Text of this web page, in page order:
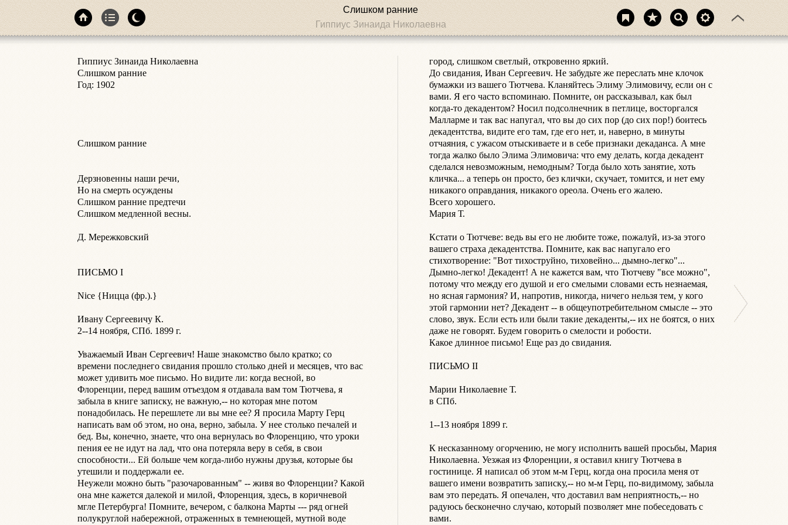
Слишком ранние
Гиппиус Зинаида Николаевна
Гиппиус Зинаида Николаевна
Слишком ранние
Год: 1902
Слишком ранние
Дерзновенны наши речи,
Но на смерть осуждены
Слишком ранние предтечи
Слишком медленной весны.
Д. Мережковский
ПИСЬМО I
Nice {Ницца (фр.).}
Ивану Сергеевичу К.
2--14 ноября, СПб. 1899 г.
Уважаемый Иван Сергеевич! Наше знакомство было кратко; со
времени последнего свидания прошло столько дней и месяцев, что вас
может удивить мое письмо. Но видите ли: когда весной, во
Флоренции, перед вашим отъездом я отдавала вам том Тютчева, я
забыла в книге записку, не важную,-- но которая мне потом
понадобилась. Не перешлете ли вы мне ее? Я просила Марту Герц
написать вам об этом, но она, верно, забыла. У нее столько печалей и
бед. Вы, конечно, знаете, что она вернулась во Флоренцию, что уроки
пения ее не идут на лад, что она потеряла веру в себя, в свои
способности... Ей больше чем когда-либо нужны друзья, которые бы
утешили и поддержали ее.
Неужели можно быть "разочарованным" -- живя во Флоренции? Какой
она мне кажется далекой и милой, Флоренция, здесь, в коричневой
мгле Петербурга! Помните, вечером, с балкона Марты --- ряд огней
полукруглой набережной, отраженных в темнеющей, мутной воде
город, слишком светлый, откровенно яркий.
До свидания, Иван Сергеевич. Не забудьте же переслать мне клочок
бумажки из вашего Тютчева. Кланяйтесь Элиму Элимовичу, если он с
вами. Я его часто вспоминаю. Помните, он рассказывал, как был
когда-то декадентом? Носил подсолнечник в петлице, восторгался
Малларме и так вас напугал, что вы до сих пор (до сих пор!) боитесь
декадентства, видите его там, где его нет, и, наверно, в минуты
отчаяния, с ужасом отыскиваете и в себе признаки декаданса. А мне
тогда жалко было Элима Элимовича: что ему делать, когда декадент
сделался невозможным, немодным? Тогда было хоть занятие, хоть
кличка... а теперь он просто, без клички, скучает, томится, и нет ему
никакого оправдания, никакого ореола. Очень его жалею.
Всего хорошего.
Мария Т.
Кстати о Тютчеве: ведь вы его не любите тоже, пожалуй, из-за этого
вашего страха декадентства. Помните, как вас напугало его
стихотворение: "Вот тихоструйно, тиховейно... дымно-легко"...
Дымно-легко! Декадент! А не кажется вам, что Тютчеву "все можно",
потому что между его душой и его смелыми словами есть незнаемая,
но ясная гармония? И, напротив, никогда, ничего нельзя тем, у кого
этой гармонии нет? Декадент -- в общеупотребительном смысле -- это
слово, звук. Если есть или были такие декаденты,-- их не боятся, о них
даже не говорят. Будем говорить о смелости и робости.
Какое длинное письмо! Еще раз до свидания.
ПИСЬМО II
Марии Николаевне Т.
в СПб.
1--13 ноября 1899 г.
К несказанному огорчению, не могу исполнить вашей просьбы, Мария
Николаевна. Уезжая из Флоренции, я оставил книгу Тютчева в
гостинице. Я написал об этом м-м Герц, когда она просила меня от
вашего имени возвратить записку,-- но м-м Герц, по-видимому, забыла
вам это передать. Я опечален, что доставил вам неприятность,-- но
радуюсь бесконечно случаю, который позволяет мне побеседовать с
вами.